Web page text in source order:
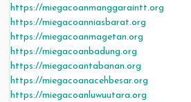
https://miegacoanmanggaraintt.org
https://miegacoanniasbarat.org
https://miegacoanmagetan.org
https://miegacoanbadung.org
https://miegacoantabanan.org
https://miegacoanacehbesar.org
https://miegacoanluwuutara.org